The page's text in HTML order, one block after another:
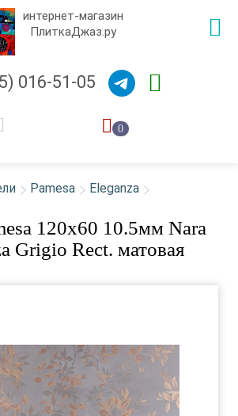
интернет-магазин
ПлиткаДжаз.ру
016-51-05
0
Pamesa Eleganza
120x60 10.5мм Nara
Grigio Rect. матовая